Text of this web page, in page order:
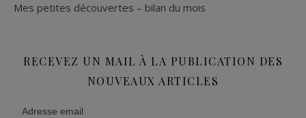
Mes petites découvertes – bilan du mois
RECEVEZ UN MAIL À LA PUBLICATION DES
NOUVEAUX ARTICLES
Adresse email